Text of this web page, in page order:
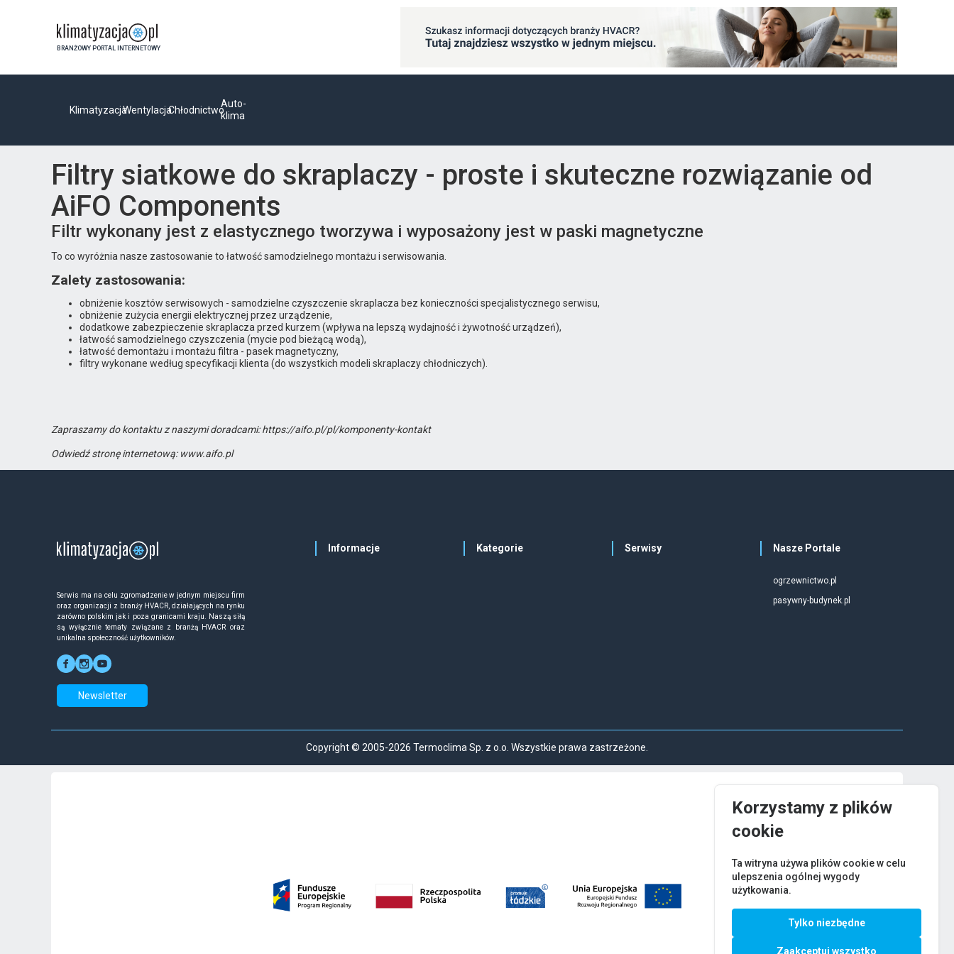
BRANŻOWY PORTAL INTERNETOWY
KlimatyzacjaWentylacjaChłodnictwo
Auto-
klima
Filtry siatkowe do skraplaczy - proste i skuteczne rozwiązanie od
AiFO Components
Filtr wykonany jest z elastycznego tworzywa i wyposażony jest w paski magnetyczne
To co wyróżnia nasze zastosowanie to łatwość samodzielnego montażu i serwisowania.
Zalety zastosowania:
obniżenie kosztów serwisowych - samodzielne czyszczenie skraplacza bez konieczności specjalistycznego serwisu,
obniżenie zużycia energii elektrycznej przez urządzenie,
dodatkowe zabezpieczenie skraplacza przed kurzem (wpływa na lepszą wydajność i żywotność urządzeń),
łatwość samodzielnego czyszczenia (mycie pod bieżącą wodą),
łatwość demontażu i montażu filtra - pasek magnetyczny,
filtry wykonane według specyfikacji klienta (do wszystkich modeli skraplaczy chłodniczych).
Zapraszamy do kontaktu z naszymi doradcami: https://aifo.pl/pl/komponenty-kontakt
Odwiedź stronę internetową: www.aifo.pl
Serwis ma na celu zgromadzenie w jednym miejscu firm
oraz organizacji z branży HVACR, działających na rynku
zarówno polskim jak i poza granicami kraju. Naszą siłą
są wyłącznie tematy związane z branżą HVACR oraz
unikalna społeczność użytkowników.
Newsletter
Informacje Kategorie Serwisy Nasze Portale
ogrzewnictwo.pl
pasywny-budynek.pl
Copyright © 2005-2026 Termoclima Sp. z o.o. Wszystkie prawa zastrzeżone.
Korzystamy z plików
cookie
Ta witryna używa plików cookie w celu
ulepszenia ogólnej wygody
użytkowania.
Tylko niezbędne
Zaakceptuj wszystko